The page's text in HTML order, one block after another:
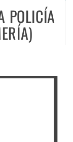
POLICÍA